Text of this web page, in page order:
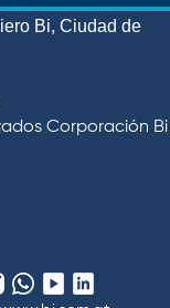
Bi, Ciudad de
Corporación Bi